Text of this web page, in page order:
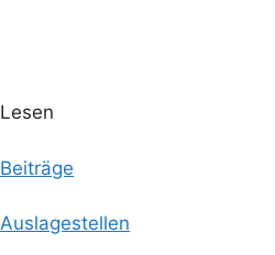
Lesen
Beiträge
Auslagestellen